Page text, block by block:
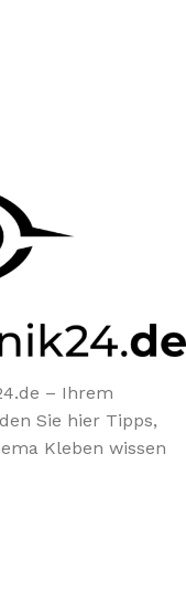
– Ihrem
Sie hier Tipps,
Kleben wissen